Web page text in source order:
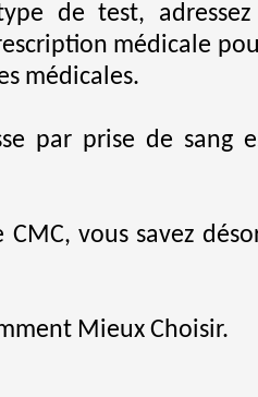
de test,
médicale
médicales.
par prise de sang
CMC, vous savez
Mieux Choisir.